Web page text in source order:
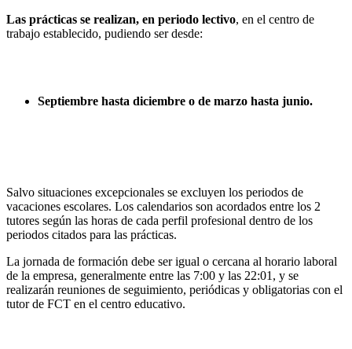
Las prácticas se realizan, en periodo lectivo, en el centro de
trabajo establecido, pudiendo ser desde:
Septiembre hasta diciembre o de marzo hasta junio.
Salvo situaciones excepcionales se excluyen los periodos de
vacaciones escolares. Los calendarios son acordados entre los 2
tutores según las horas de cada perfil profesional dentro de los
periodos citados para las prácticas.
La jornada de formación debe ser igual o cercana al horario laboral
de la empresa, generalmente entre las 7:00 y las 22:01, y se
realizarán reuniones de seguimiento, periódicas y obligatorias con el
tutor de FCT en el centro educativo.